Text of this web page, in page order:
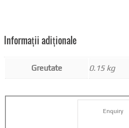
Informații adiționale
Greutate 0.15 kg